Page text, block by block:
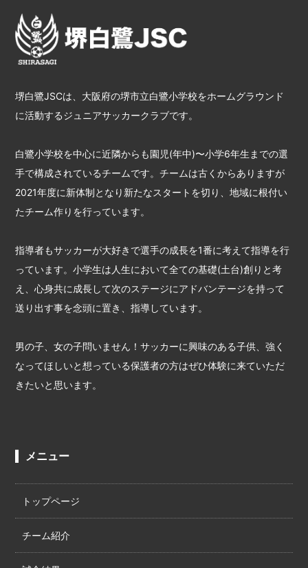
堺白鷺JSCは、大阪府の堺市立白鷺小学校をホームグラウンド
に活動するジュニアサッカークラブです。
白鷺小学校を中心に近隣からも園児(年中)〜小学6年生までの選
手で構成されているチームです。チームは古くからありますが
2021年度に新体制となり新たなスタートを切り、地域に根付い
たチーム作りを行っています。
指導者もサッカーが大好きで選手の成長を1番に考えて指導を行
っています。小学生は人生において全ての基礎(土台)創りと考
え、心身共に成長して次のステージにアドバンテージを持って
送り出す事を念頭に置き、指導しています。
男の子、女の子問いません！サッカーに興味のある子供、強く
なってほしいと想っている保護者の方はぜひ体験に来ていただ
きたいと思います。
メニュー
トップページ
チーム紹介